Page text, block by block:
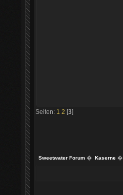
Seiten: 1 2 [3]
Sweetwater Forum � Kaserne�